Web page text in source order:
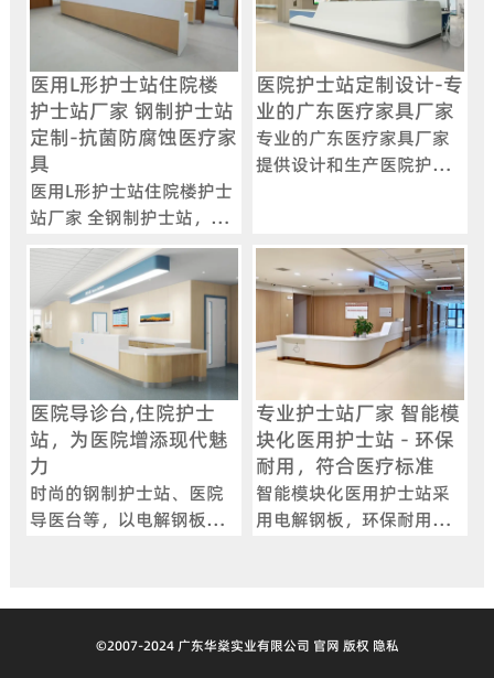
医用L形护士站住院楼
护士站厂家 钢制护士站
定制-抗菌防腐蚀医疗家
具
医用L形护士站住院楼护士
站厂家 全钢制护士站，采
用酸洗磷化工艺，防锈耐
磨，支持模块化组合与智
能化功能扩展。
医院护士站定制设计-专
业的广东医疗家具厂家
专业的广东医疗家具厂家
提供设计和生产医院护士
提供弧形、U型等多样化设
计，支持定制化服务。
医院导诊台,住院护士
站，为医院增添现代魅
力
时尚的钢制护士站、医院
导医台等，以电解钢板为
专业护士站厂家 智能模
块化医用护士站 - 环保
耐用，符合医疗标准
智能模块化医用护士站采
用电解钢板，环保耐用，
©2007-2024 广东华燊实业有限公司 官网 版权 隐私